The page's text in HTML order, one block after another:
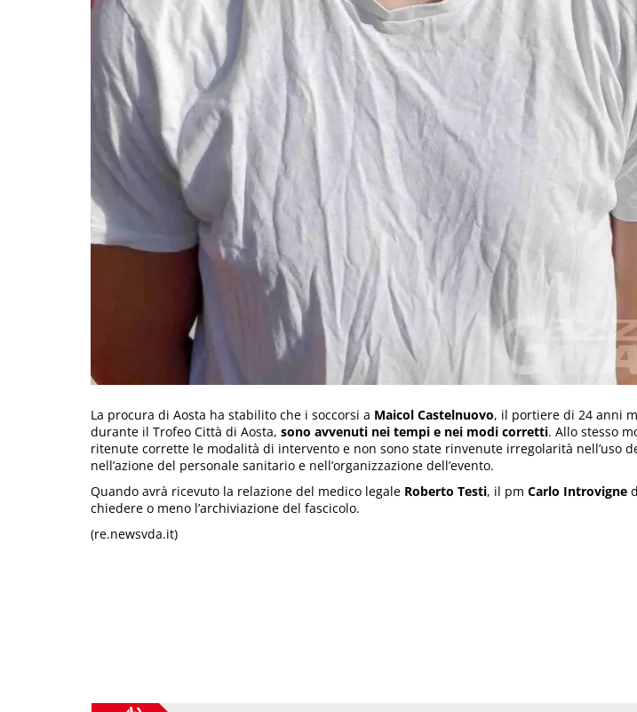
La procura di Aosta ha stabilito che i soccorsi a Maicol Castelnuovo, il portiere di 24 anni
durante il Trofeo Città di Aosta, sono avvenuti nei tempi e nei modi corretti. Allo stesso
ritenute corrette le modalità di intervento e non sono state rinvenute irregolarità nell’uso
nell’azione del personale sanitario e nell’organizzazione dell’evento.
Quando avrà ricevuto la relazione del medico legale Roberto Testi, il pm Carlo Introvigne
chiedere o meno l’archiviazione del fascicolo.
(re.newsvda.it)